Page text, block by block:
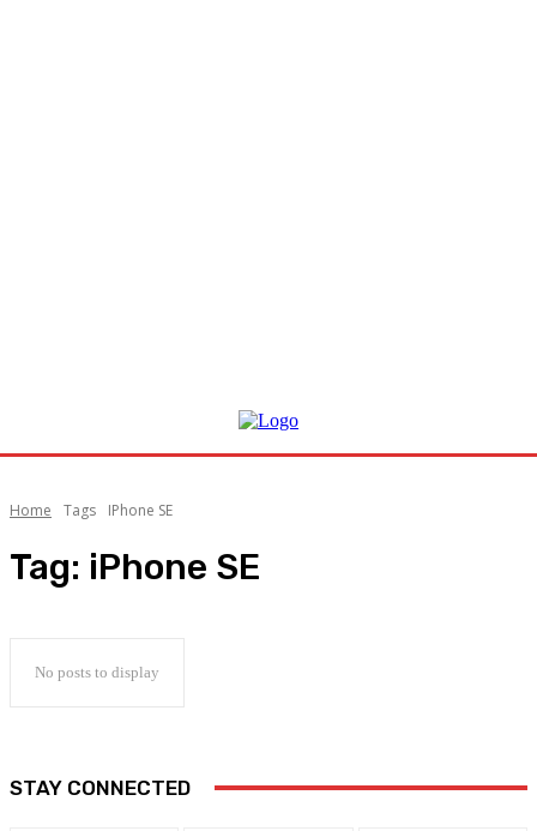
Home Tags IPhone SE
Tag: iPhone SE
No posts to display
STAY CONNECTED